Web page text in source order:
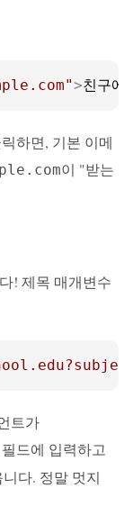
>친구에
하면, 기본 이메
이 "받는
! 제목 매개변수
트가
드에 입력하고
다. 정말 멋지